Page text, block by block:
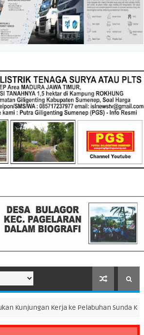
ke Pelabuhan Sunda Kelapa FOKUS